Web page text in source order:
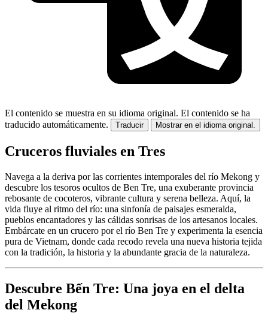
El contenido se muestra en su idioma original. El contenido se ha
traducido automáticamente.
Traducir Mostrar en el idioma original.
Cruceros fluviales en Tres
Navega a la deriva por las corrientes intemporales del río Mekong y
descubre los tesoros ocultos de Ben Tre, una exuberante provincia
rebosante de cocoteros, vibrante cultura y serena belleza. Aquí, la
vida fluye al ritmo del río: una sinfonía de paisajes esmeralda,
pueblos encantadores y las cálidas sonrisas de los artesanos locales.
Embárcate en un crucero por el río Ben Tre y experimenta la esencia
pura de Vietnam, donde cada recodo revela una nueva historia tejida
con la tradición, la historia y la abundante gracia de la naturaleza.
Descubre Bến Tre: Una joya en el delta
del Mekong